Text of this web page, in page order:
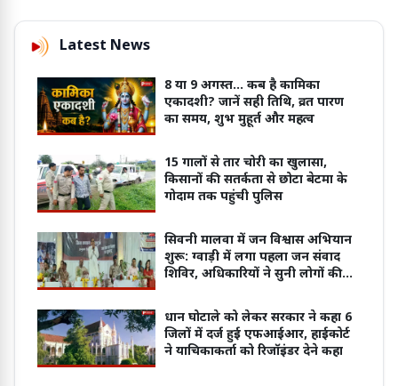
Latest News
8 या 9 अगस्त... कब है कामिका
एकादशी? जानें सही तिथि, व्रत पारण
का समय, शुभ मुहूर्त और महत्व
15 गालों से तार चोरी का खुलासा,
किसानों की सतर्कता से छोटा बेटमा के
गोदाम तक पहुंची पुलिस
सिवनी मालवा में जन विश्वास अभियान
शुरू: ग्वाड़ी में लगा पहला जन संवाद
शिविर, अधिकारियों ने सुनी लोगों की
धान घोटाले को लेकर सरकार ने कहा 6
जिलों में दर्ज हुई एफआईआर, हाईकोर्ट
ने याचिकाकर्ता को रिजॉइंडर देने कहा